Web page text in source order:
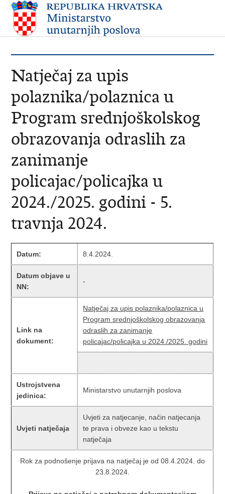
Natječaj za upis
polaznika/polaznica u
Program srednjoškolskog
obrazovanja odraslih za
zanimanje
policajac/policajka u
2024./2025. godini - 5.
travnja 2024.
Datum: 8.4.2024.
Datum objave u
NN:
-
Link na
dokument:
Natječaj za upis polaznika/polaznica u
Program srednjoškolskog obrazovanja
odraslih za zanimanje
policajac/policajka u 2024./2025. godini
Ustrojstvena
jedinica:
Ministarstvo unutarnjih poslova
Uvjeti natječaja
Uvjeti za natjecanje, način natjecanja
te prava i obveze kao u tekstu
natječaja
Rok za podnošenje prijava na natječaj je od 08.4.2024. do
23.8.2024.